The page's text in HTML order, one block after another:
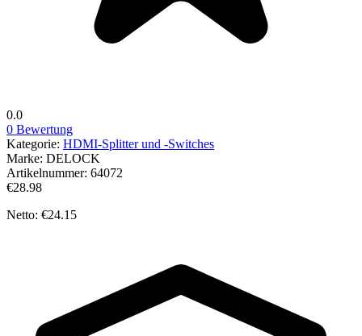
0.0
0 Bewertung
Kategorie: HDMI-Splitter und -Switches
Marke: DELOCK
Artikelnummer: 64072
€28.98
Netto: €24.15